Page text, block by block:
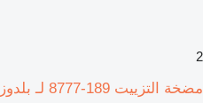
2
مضخة التزييت 189-8777 لـ بلدوزر Caterpillar 953C